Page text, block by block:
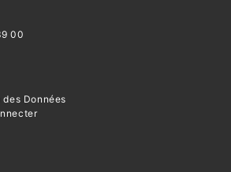
00
Données